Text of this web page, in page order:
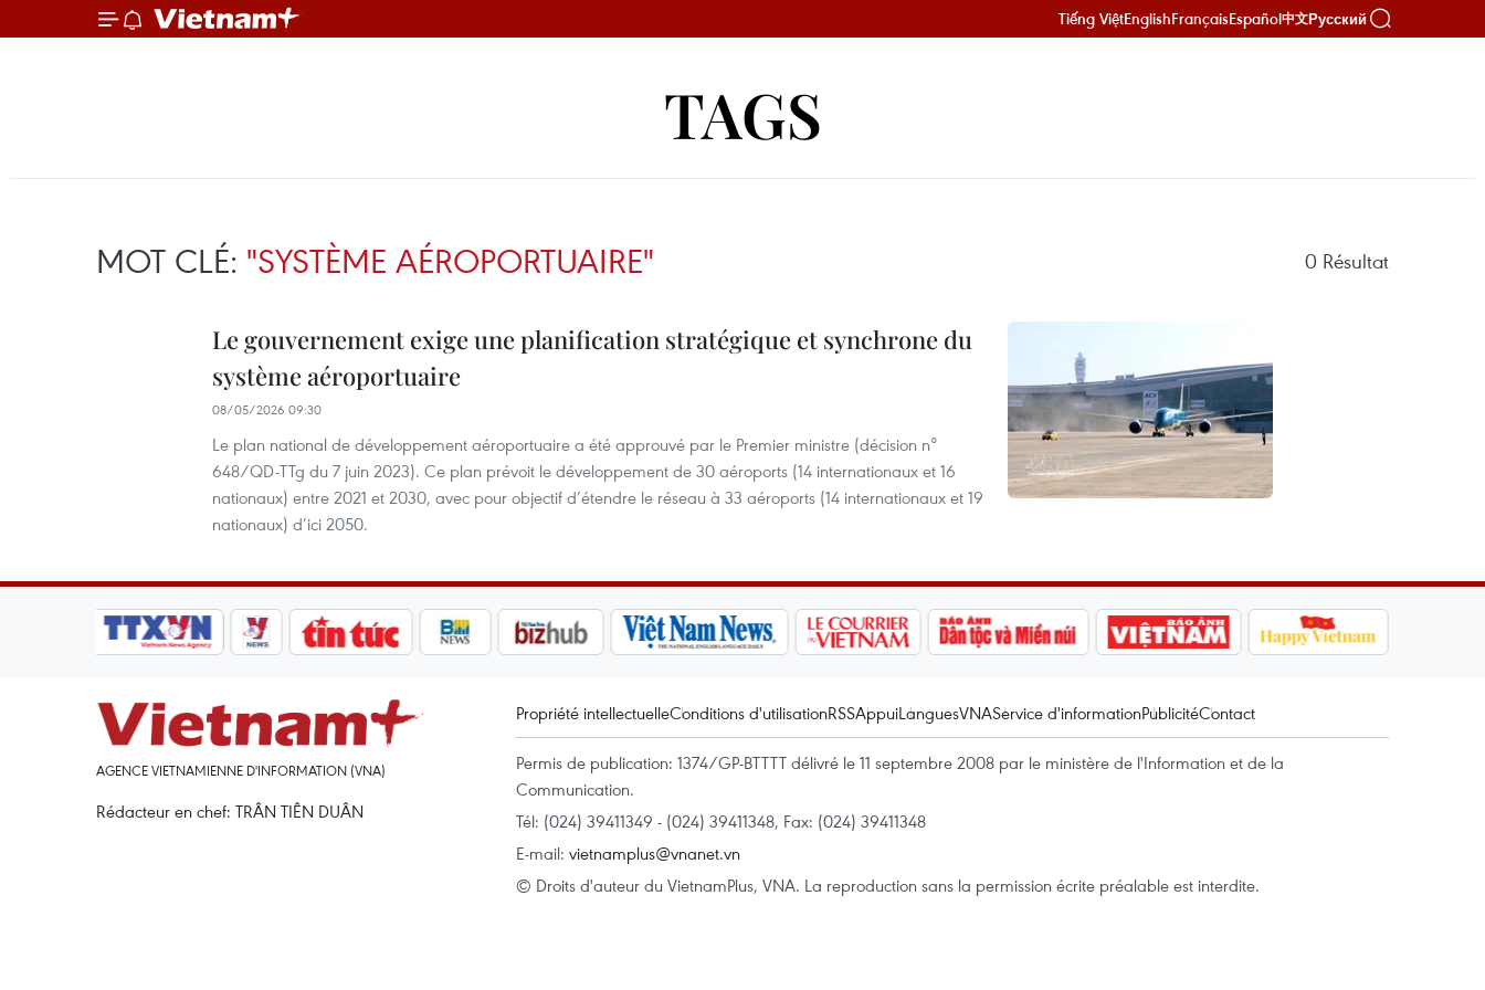
Tiếng ViệtEnglishFrançaisEspañol中文Русский
TAGS
MOT CLÉ: "SYSTÈME AÉROPORTUAIRE" 0 Résultat
Le gouvernement exige une planification stratégique et synchrone du
système aéroportuaire
08/05/2026 09:30
Le plan national de développement aéroportuaire a été approuvé par le Premier ministre (décision n°
648/QD-TTg du 7 juin 2023). Ce plan prévoit le développement de 30 aéroports (14 internationaux et 16
nationaux) entre 2021 et 2030, avec pour objectif d’étendre le réseau à 33 aéroports (14 internationaux et 19
nationaux) d’ici 2050.
AGENCE VIETNAMIENNE D'INFORMATION (VNA)
Rédacteur en chef: TRÂN TIÊN DUÂN
Propriété intellectuelleConditions d'utilisationRSSAppuiLanguesVNAService d'informationPublicitéContact
Permis de publication: 1374/GP-BTTTT délivré le 11 septembre 2008 par le ministère de l'Information et de la
Communication.
Tél: (024) 39411349 - (024) 39411348, Fax: (024) 39411348
E-mail: vietnamplus@vnanet.vn
© Droits d'auteur du VietnamPlus, VNA. La reproduction sans la permission écrite préalable est interdite.